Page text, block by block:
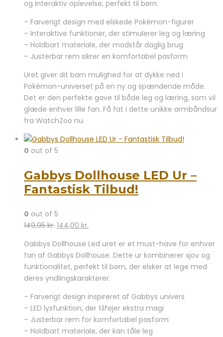
og interaktiv oplevelse, perfekt til børn.
– Farverigt design med elskede Pokémon-figurer
– Interaktive funktioner, der stimulerer leg og læring
– Holdbart materiale, der modstår daglig brug
– Justerbar rem sikrer en komfortabel pasform
Uret giver dit barn mulighed for at dykke ned i
Pokémon-universet på en ny og spændende måde.
Det er den perfekte gave til både leg og læring, som vil
glæde enhver lille fan. Få fat i dette unikke armbåndsur
fra WatchZoo nu.
0 out of 5
Gabbys Dollhouse LED Ur –
Fantastisk Tilbud!
0 out of 5
149,95kr. Den
pris
var:
149,95 kr..
144,00 kr.
pris
er:
144,00 kr..
Gabbys Dollhouse Led uret er et must-have for enhver
fan af Gabbys Dollhouse. Dette ur kombinerer sjov og
funktionalitet, perfekt til børn, der elsker at lege med
deres yndlingskarakterer.
– Farverigt design inspireret af Gabbys univers
– LED lysfunktion, der tilføjer ekstra magi
– Justerbar rem for komfortabel pasform
– Holdbart materiale, der kan tåle leg